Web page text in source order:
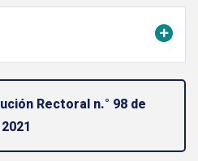
Rectoral n.° 98 de
2021